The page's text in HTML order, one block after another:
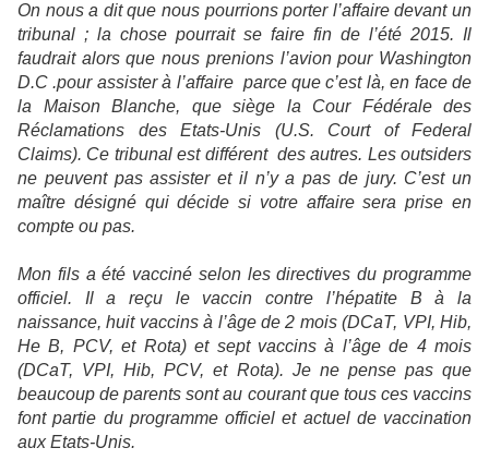
On nous a dit que nous pourrions porter l’affaire devant un
tribunal ; la chose pourrait se faire fin de l’été 2015. Il
faudrait alors que nous prenions l’avion pour Washington
D.C .pour assister à l’affaire parce que c’est là, en face de
la Maison Blanche, que siège la Cour Fédérale des
Réclamations des Etats-Unis (U.S. Court of Federal
Claims). Ce tribunal est différent des autres. Les outsiders
ne peuvent pas assister et il n’y a pas de jury. C’est un
maître désigné qui décide si votre affaire sera prise en
compte ou pas.
Mon fils a été vacciné selon les directives du programme
officiel. Il a reçu le vaccin contre l’hépatite B à la
naissance, huit vaccins à l’âge de 2 mois (DCaT, VPI, Hib,
He B, PCV, et Rota) et sept vaccins à l’âge de 4 mois
(DCaT, VPI, Hib, PCV, et Rota). Je ne pense pas que
beaucoup de parents sont au courant que tous ces vaccins
font partie du programme officiel et actuel de vaccination
aux Etats-Unis.